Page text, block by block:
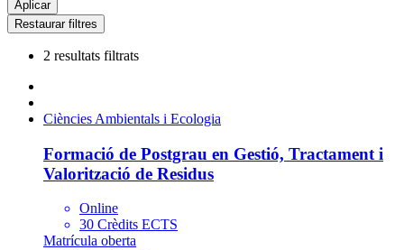
2 resultats filtrats
Ciències Ambientals i Ecologia
Formació de Postgrau en Gestió, Tractament i
Valorització de Residus
Online
30 Crèdits ECTS
Matrícula oberta